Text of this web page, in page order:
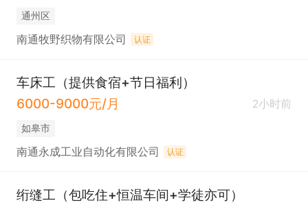
通州区
南通牧野织物有限公司 认证
车床工（提供食宿+节日福利）
6000-9000元/月
2小时前
如皋市
南通永成工业自动化有限公司 认证
绗缝工（包吃住+恒温车间+学徒亦可）